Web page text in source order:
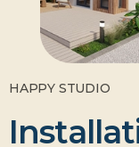
HAPPY STUDIO
Installat